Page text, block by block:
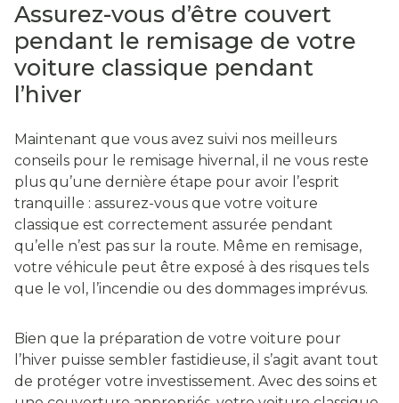
Assurez-vous d’être couvert
pendant le remisage de votre
voiture classique pendant
l’hiver
Maintenant que vous avez suivi nos meilleurs
conseils pour le remisage hivernal, il ne vous reste
plus qu’une dernière étape pour avoir l’esprit
tranquille : assurez-vous que votre voiture
classique est correctement assurée pendant
qu’elle n’est pas sur la route. Même en remisage,
votre véhicule peut être exposé à des risques tels
que le vol, l’incendie ou des dommages imprévus.
Bien que la préparation de votre voiture pour
l’hiver puisse sembler fastidieuse, il s’agit avant tout
de protéger votre investissement. Avec des soins et